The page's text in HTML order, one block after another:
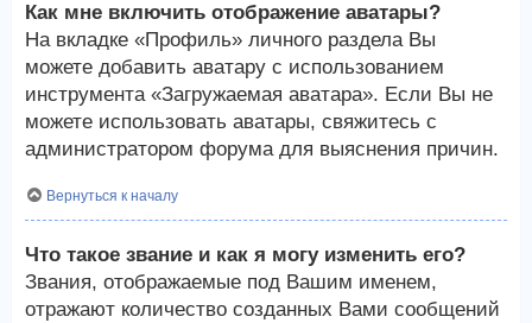
Как мне включить отображение аватары?
На вкладке «Профиль» личного раздела Вы
можете добавить аватару с использованием
инструмента «Загружаемая аватара». Если Вы не
можете использовать аватары, свяжитесь с
администратором форума для выяснения причин.
Вернуться к началу
Что такое звание и как я могу изменить его?
Звания, отображаемые под Вашим именем,
отражают количество созданных Вами сообщений